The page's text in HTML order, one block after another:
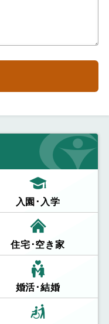
入園･入学
住宅･空き家
婚活･結婚